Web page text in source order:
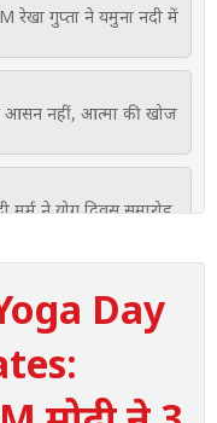
रेखा गुप्ता ने यमुना नदी में
आसन नहीं, आत्मा की खोज
मुर्मू ने योग दिवस समारोह
पर मनाया गया
ने जोधपुर के
Day